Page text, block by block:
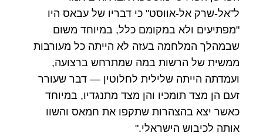
ל"אל-שרק אל-אווסט" כי דבריו של עבאס היו
"מפתיעים ולא במקומם כלל, במיוחד משום
שבמהלך המלחמה בעזה לא הייתה כל מעורבות
ממשית של הרשות במה שמתרחש ברצועה,
ועמדתה הייתה שלילית לחלוטין — דבר שעורר
זעם הן מצד תומכיו והן מצד מתנגדיו, במיוחד
כאשר יצא בהצהרות שתקפו את חמאס והשוו
אותה לכיבוש הישראלי."